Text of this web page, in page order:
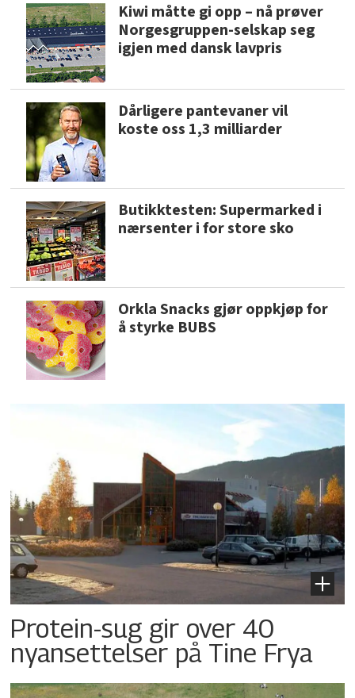
Kiwi måtte gi opp – nå prøver
Norgesgruppen-selskap seg
igjen med dansk lavpris
Dårligere pantevaner vil
koste oss 1,3 milliarder
Butikktesten: Supermarked i
nærsenter i for store sko
Orkla Snacks gjør oppkjøp for
å styrke BUBS
Protein-sug gir over 40
nyansettelser på Tine Frya